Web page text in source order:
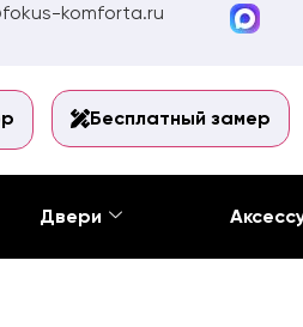
komforta.ru
Бесплатный замер
Двери